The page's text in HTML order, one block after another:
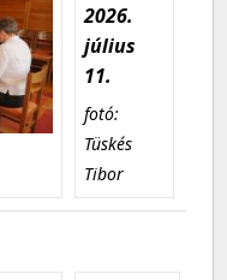
2026.
július
11.
fotó:
Tüskés
Tibor